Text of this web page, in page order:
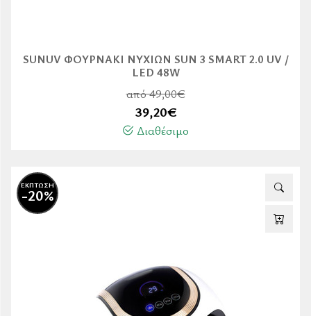
SUNUV ΦΟΥΡΝΆΚΙ ΝΥΧΙΏΝ SUN 3 SMART 2.0 UV /
LED 48W
από 49,00€
39,20€
Διαθέσιμο
ΕΚΠΤΩΣΗ
-20%